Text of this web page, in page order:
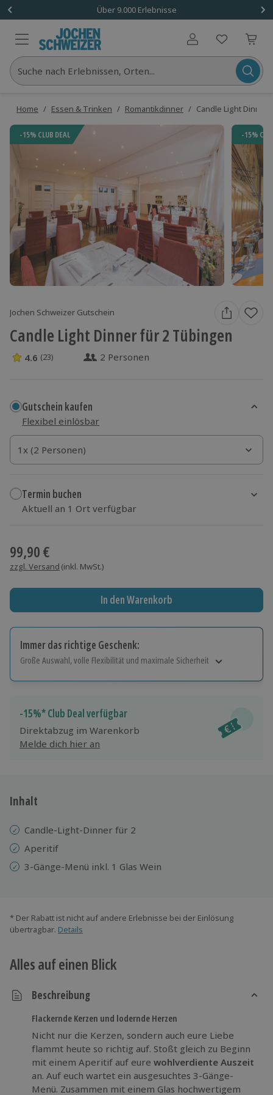
Über 9.000 Erlebnisse
Benutzerkonto
Suche nach Erlebnissen, Orten...
Home / Essen & Trinken / Romantikdinner / Candle Light Dinner
-15% CLUB DEAL -15%
Jochen Schweizer Gutschein
Candle Light Dinner für 2 Tübingen
4.6 Sterne von 5 aus 23 Bewertungen
4.6 (23) 2 Personen
Gutschein kaufen
Flexibel einlösbar
1x (2 Personen)
1x (2 Personen)
1x (2 Personen)
Termin buchen
Aktuell an 1 Ort verfügbar
99,90 €
zzgl. Versand (inkl. MwSt.)
In den Warenkorb
Immer das richtige Geschenk:
Große Auswahl, volle Flexibilität und maximale Sicherheit
Jeder Gutschein für alle Erlebnisse einlösbar.
Maximale Sicherheit
10 Jahre gültig & verlängerbar.
-15%* Club Deal verfügbar
Direktabzug im Warenkorb
Melde dich hier an
Inhalt
Candle-Light-Dinner für 2
Aperitif
3-Gänge-Menü inkl. 1 Glas Wein
* Der Rabatt ist nicht auf andere Erlebnisse bei der Einlösung
übertragbar. Details
Alles auf einen Blick
Beschreibung
Flackernde Kerzen und lodernde Herzen
Nicht nur die Kerzen, sondern auch eure Liebe
flammt heute so richtig auf. Stoßt gleich zu Beginn
mit einem Aperitif auf eure wohlverdiente Auszeit
an. Auf euch wartet ein ausgesuchtes 3-Gänge-
Menü. Zusammen mit einem Glas hochwertigem